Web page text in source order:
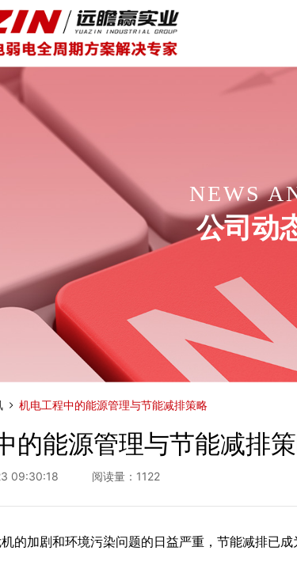
NEWS
公司动
机电工程中的能源管理与节能减排策略
的能源管理与节能减排
23 09:30:18 阅读量：1122
的加剧和环境污染问题的日益严重，节能减排已